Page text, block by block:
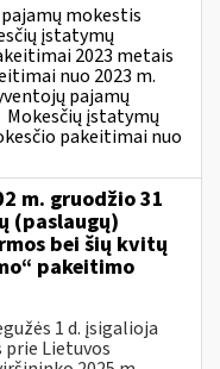
mokestis
įstatymų
2023 metais
nuo 2023 m.
pajamų
Mokesčių įstatymų
pakeitimai nuo
m. gruodžio 31
(paslaugų)
bei šių kvitų
pakeitimo
1 d. įsigalioja
prie Lietuvos